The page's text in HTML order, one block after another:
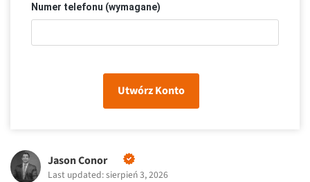
Numer telefonu (wymagane)
Utwórz Konto
Jason Conor
Last updated: sierpień 3, 2026